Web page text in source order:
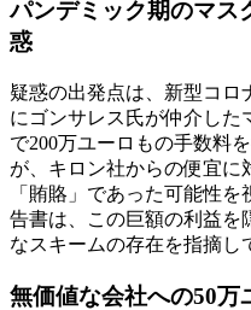
パンデミック期のマス
惑
疑惑の出発点は、新型コロ
にゴンサレス氏が仲介した
で200万ユーロもの手数料
が、キロン社からの便宜に
「賄賂」であった可能性
告書は、この巨額の利益を
なスキームの存在を指摘し
無価値な会社への50万